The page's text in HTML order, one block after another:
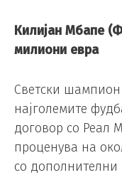
Килијан Мбапе
милиони евра
Светски
најголемите
договор со Реал
проценува на
со